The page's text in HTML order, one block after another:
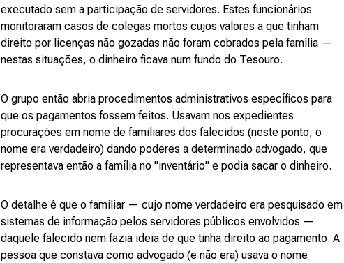
executado sem a participação de servidores. Estes funcionários
monitoraram casos de colegas mortos cujos valores a que tinham
direito por licenças não gozadas não foram cobrados pela família —
nestas situações, o dinheiro ficava num fundo do Tesouro.
O grupo então abria procedimentos administrativos específicos para
que os pagamentos fossem feitos. Usavam nos expedientes
procurações em nome de familiares dos falecidos (neste ponto, o
nome era verdadeiro) dando poderes a determinado advogado, que
representava então a família no "inventário" e podia sacar o dinheiro.
O detalhe é que o familiar — cujo nome verdadeiro era pesquisado em
sistemas de informação pelos servidores públicos envolvidos —
daquele falecido nem fazia ideia de que tinha direito ao pagamento. A
pessoa que constava como advogado (e não era) usava o nome